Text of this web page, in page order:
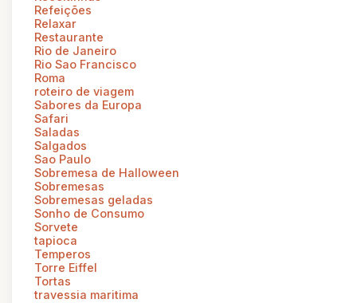
Refeições
Relaxar
Restaurante
Rio de Janeiro
Rio Sao Francisco
Roma
roteiro de viagem
Sabores da Europa
Safari
Saladas
Salgados
Sao Paulo
Sobremesa de Halloween
Sobremesas
Sobremesas geladas
Sonho de Consumo
Sorvete
tapioca
Temperos
Torre Eiffel
Tortas
travessia maritima